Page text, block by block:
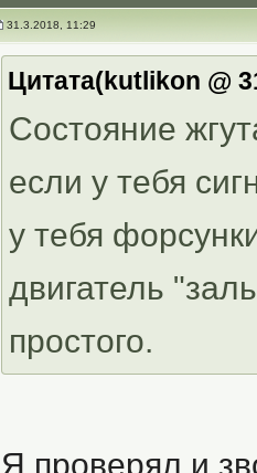
31.3.2018, 11:29
Цитата(kutlikon @
Состояние
если у тебя
у тебя
двигатель
простого.
Я проверял и